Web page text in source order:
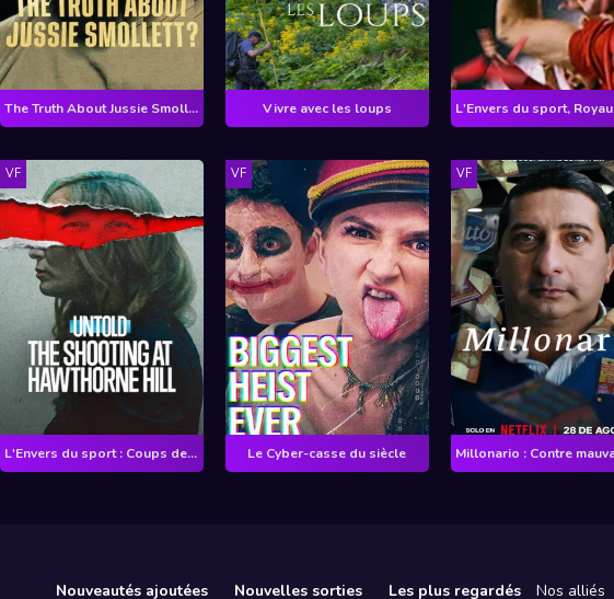
The Truth About Jussie Smollett? Vivre avec les loups
VF
L'Envers du sport : Coups de feu à Hawthorne Hill
VF
Le Cyber-casse du siècle
VF
Nouveautés ajoutées Nouvelles sorties Les plus regardés Nos alliés